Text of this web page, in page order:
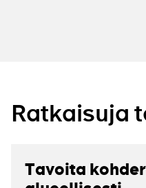
Ratkaisuja
Tavoita